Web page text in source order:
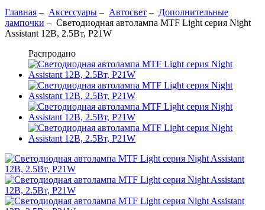
Главная – Аксессуары – Aвтосвет – Дополнительные
лампочки – Светодиодная автолампа MTF Light серия Night
Assistant 12В, 2.5Вт, P21W
Распродано